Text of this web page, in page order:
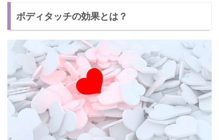
ボディタッチの効果とは？